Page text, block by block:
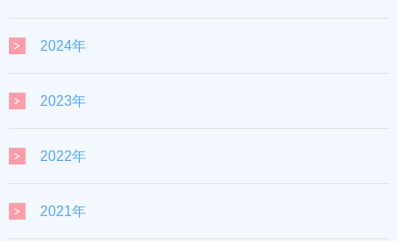
2024年
2023年
2022年
2021年